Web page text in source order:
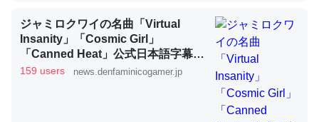
いのか」に関する新仮説
これを元に考えるとカルシウムを大量に使う脊椎動物と貝
ジャミロクワイの名曲「Virtual
Insanity」「Cosmic Girl」
「Canned Heat」公式日本語字幕付
きMVがいきなり公開！「SUMMER
159 users news.denfaminicogamer.jp